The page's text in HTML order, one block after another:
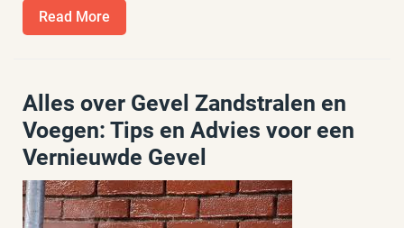
Read More
More
Alles over Gevel Zandstralen en
Voegen: Tips en Advies voor een
Vernieuwde Gevel